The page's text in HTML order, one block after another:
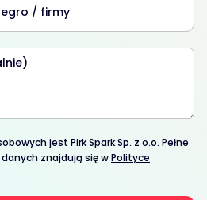
jest Pirk Spark Sp. z o.o. Pełne
znajdują się wPolityce